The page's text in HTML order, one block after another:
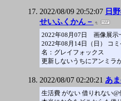
2022/08/09 20:52:07 日
せいふくかん－
2022年08月07日 画像展示
2022年08月14日（日） コ
名：グレイフォックス
更新しないうちにアンミラ
2022/08/07 02:20:21 あ
生活費 がない 借りれない